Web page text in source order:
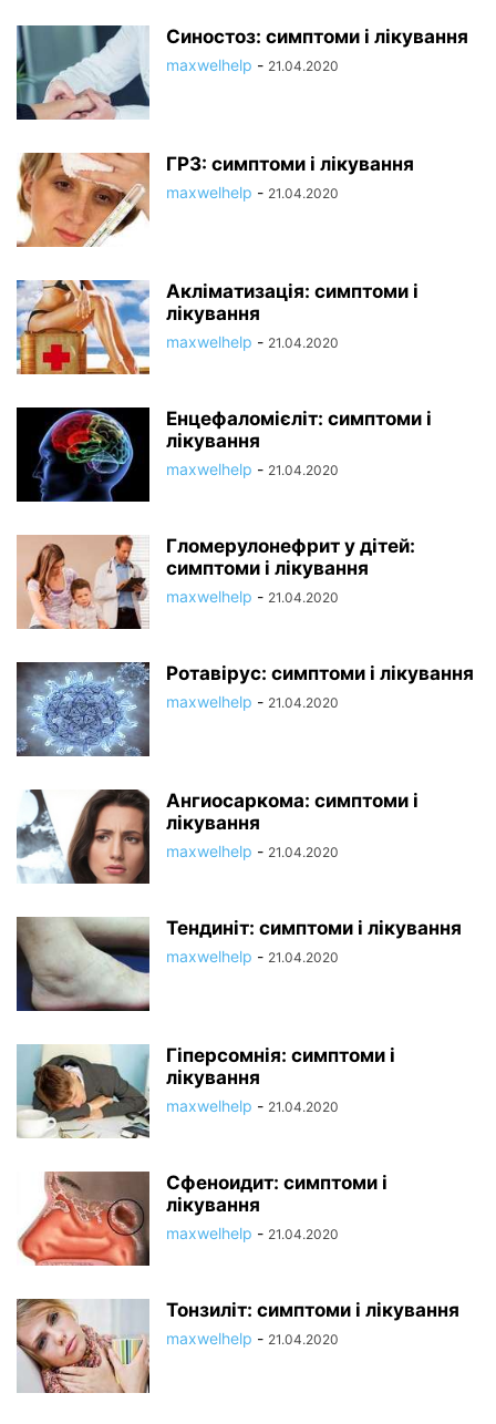
Синостоз: симптоми і лікування
maxwelhelp - 21.04.2020
ГРЗ: симптоми і лікування
maxwelhelp - 21.04.2020
Акліматизація: симптоми і
лікування
maxwelhelp - 21.04.2020
Енцефаломієліт: симптоми і
лікування
maxwelhelp - 21.04.2020
Гломерулонефрит у дітей:
симптоми і лікування
maxwelhelp - 21.04.2020
Ротавірус: симптоми і лікування
maxwelhelp - 21.04.2020
Ангиосаркома: симптоми і
лікування
maxwelhelp - 21.04.2020
Тендиніт: симптоми і лікування
maxwelhelp - 21.04.2020
Гіперсомнія: симптоми і
лікування
maxwelhelp - 21.04.2020
Сфеноидит: симптоми і
лікування
maxwelhelp - 21.04.2020
Тонзиліт: симптоми і лікування
maxwelhelp - 21.04.2020